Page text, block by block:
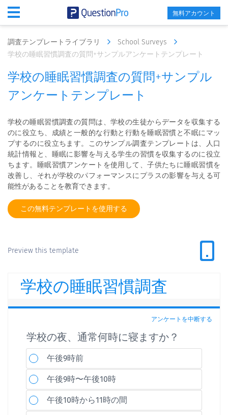
無料アカウント
調査テンプレートライブラリ
School Surveys
学校の睡眠習慣調査の質問+サンプルアンケートテンプレート
学校の睡眠習慣調査の質問+サンプル
アンケートテンプレート
学校の睡眠習慣調査の質問は、学校の生徒からデータを収集する
のに役立ち、成績と一般的な行動と行動を睡眠習慣と不眠にマッ
プするのに役立ちます。このサンプル調査テンプレートは、人口
統計情報と、睡眠に影響を与える学生の習慣を収集するのに役立
ちます。睡眠習慣アンケートを使用して、子供たちに睡眠習慣を
改善し、それが学校のパフォーマンスにプラスの影響を与える可
能性があることを教育できます。
この無料テンプレートを使用する
Preview this template